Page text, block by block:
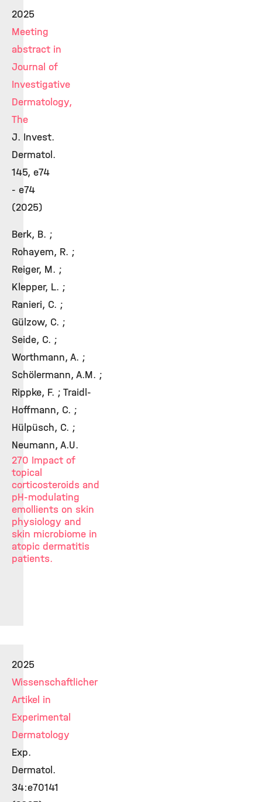
2025
Meeting
abstract in
Journal of
Investigative
Dermatology,
The
J. Invest.
Dermatol.
145, e74
- e74
(2025)
Berk, B. ;
Rohayem, R. ;
Reiger, M. ;
Klepper, L. ;
Ranieri, C. ;
Gülzow, C. ;
Seide, C. ;
Worthmann, A. ;
Schölermann, A.M. ;
Rippke, F. ; Traidl-
Hoffmann, C. ;
Hülpüsch, C. ;
Neumann, A.U.
270 Impact of
topical
corticosteroids and
pH-modulating
emollients on skin
physiology and
skin microbiome in
atopic dermatitis
patients.
2025
Wissenschaftlicher
Artikel in
Experimental
Dermatology
Exp.
Dermatol.
34:e70141